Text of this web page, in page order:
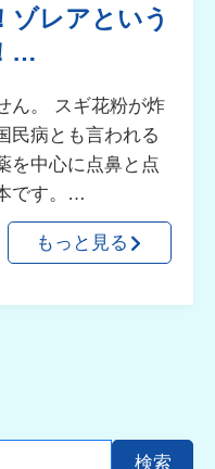
ゾレアという
…
ん。 スギ花粉が炸
民病とも言われる
を中心に点鼻と点
です。…
もっと見る